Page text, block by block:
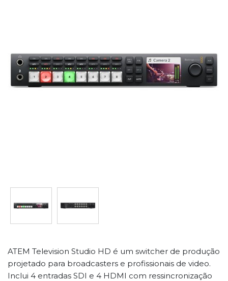
ATEM Television Studio HD é um switcher de produção
projetado para broadcasters e profissionais de video.
Inclui 4 entradas SDI e 4 HDMI com ressincronização